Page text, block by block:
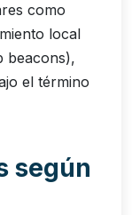
como
local
beacons),
el término
según